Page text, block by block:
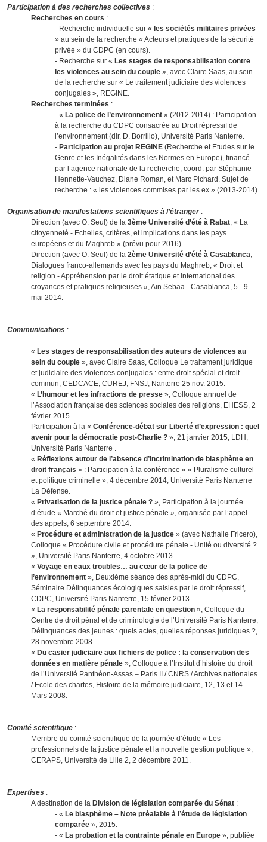
Participation à des recherches collectives :
Recherches en cours :
- Recherche individuelle sur « les sociétés militaires privées
» au sein de la recherche « Acteurs et pratiques de la sécurité
privée » du CDPC (en cours).
- Recherche sur « Les stages de responsabilisation contre
les violences au sein du couple », avec Claire Saas, au sein
de la recherche sur « Le traitement judiciaire des violences
conjugales », REGINE.
Recherches terminées :
- « La police de l’environnement » (2012-2014) : Participation
à la recherche du CDPC consacrée au Droit répressif de
l’environnement (dir. D. Borrillo), Université Paris Nanterre.
- Participation au projet REGINE (Recherche et Etudes sur le
Genre et les Inégalités dans les Normes en Europe), financé
par l’agence nationale de la recherche, coord. par Stéphanie
Hennette-Vauchez, Diane Roman, et Marc Pichard. Sujet de
recherche : « les violences commises par les ex » (2013-2014).
Organisation de manifestations scientifiques à l’étranger:
Direction (avec O. Seul) de la 3ème Université d’été à Rabat , « La
citoyenneté - Echelles, critères, et implications dans les pays
européens et du Maghreb » (prévu pour 2016).
Direction (avec O. Seul) de la 2ème Université d’été à Casablanca
Dialogues franco-allemands avec les pays du Maghreb, « Droit et
religion - Appréhension par le droit étatique et international des
croyances et pratiques religieuses », Ain Sebaa - Casablanca, 5 - 9
mai 2014.
Communications :
« Les stages de responsabilisation des auteurs de violences au
sein du couple », avec Claire Saas, Colloque Le traitement juridique
et judiciaire des violences conjugales : entre droit spécial et droit
commun, CEDCACE, CUREJ, FNSJ, Nanterre 25 nov. 2015.
« L’humour et les infractions de presse », Colloque annuel de
l’Association française des sciences sociales des religions, EHESS, 2
février 2015.
Participation à la « Conférence-débat sur Liberté d’expression : quel
avenir pour la démocratie post-Charlie ? », 21 janvier 2015, LDH,
Université Paris Nanterre .
« Réflexions autour de l’absence d’incrimination de blasphème en
droit français » : Participation à la conférence « « Pluralisme culturel
et politique criminelle », 4 décembre 2014, Université Paris Nanterre
La Défense.
« Privatisation de la justice pénale ? », Participation à la journée
d’étude « Marché du droit et justice pénale », organisée par l’appel
des appels, 6 septembre 2014.
« Procédure et administration de la justice » (avec Nathalie Fricero),
Colloque « Procédure civile et procédure pénale - Unité ou diversité ?
», Université Paris Nanterre, 4 octobre 2013.
« Voyage en eaux troubles… au cœur de la police de
l’environnement », Deuxième séance des après-midi du CDPC,
Séminaire Délinquances écologiques saisies par le droit répressif,
CDPC, Université Paris Nanterre, 15 février 2013.
« La responsabilité pénale parentale en question », Colloque du
Centre de droit pénal et de criminologie de l’Université Paris Nanterre,
Délinquances des jeunes : quels actes, quelles réponses juridiques ?,
28 novembre 2008.
« Du casier judiciaire aux fichiers de police : la conservation des
données en matière pénale », Colloque à l’Institut d’histoire du droit
de l’Université Panthéon-Assas – Paris II / CNRS / Archives nationales
/ Ecole des chartes, Histoire de la mémoire judiciaire, 12, 13 et 14
Mars 2008.
Comité scientifique :
Membre du comité scientifique de la journée d’étude « Les
professionnels de la justice pénale et la nouvelle gestion publique »,
CERAPS, Université de Lille 2, 2 décembre 2011.
Expertises :
A destination de la Division de législation comparée du Sénat :
- « Le blasphème – Note préalable à l’étude de législation
comparée », 2015.
- « La probation et la contrainte pénale en Europe », publiée